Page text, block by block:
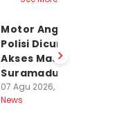
Motor Anggota
Polisi Dicuri di
Akses Masuk
Suramadu
07 Agu 2026, 18:44 WIB
News